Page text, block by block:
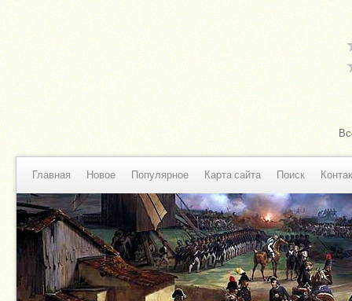
Главная Новое Популярное Карта сайта Поиск